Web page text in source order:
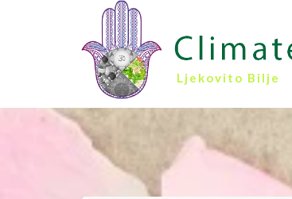
Ljekovito Bilje